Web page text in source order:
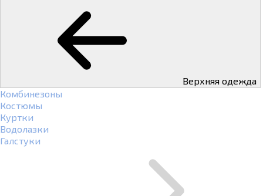
Верхняя одежда
Комбинезоны
Костюмы
Куртки
Водолазки
Галстуки